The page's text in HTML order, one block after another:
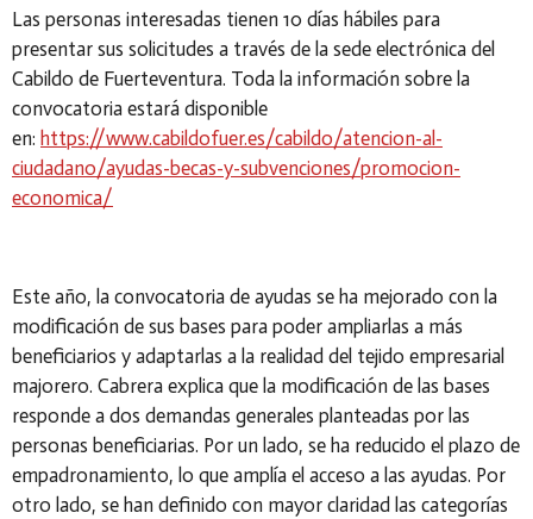
Las personas interesadas tienen 10 días hábiles para
presentar sus solicitudes a través de la sede electrónica del
Cabildo de Fuerteventura. Toda la información sobre la
convocatoria estará disponible
en: https://www.cabildofuer.es/cabildo/atencion-al-
ciudadano/ayudas-becas-y-subvenciones/promocion-
economica/
Este año, la convocatoria de ayudas se ha mejorado con la
modificación de sus bases para poder ampliarlas a más
beneficiarios y adaptarlas a la realidad del tejido empresarial
majorero. Cabrera explica que la modificación de las bases
responde a dos demandas generales planteadas por las
personas beneficiarias. Por un lado, se ha reducido el plazo de
empadronamiento, lo que amplía el acceso a las ayudas. Por
otro lado, se han definido con mayor claridad las categorías